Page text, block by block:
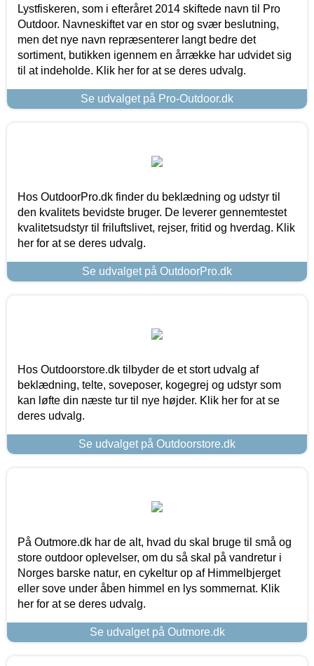
Lystfiskeren, som i efteråret 2014 skiftede navn til Pro
Outdoor. Navneskiftet var en stor og svær beslutning,
men det nye navn repræsenterer langt bedre det
sortiment, butikken igennem en årrække har udvidet sig
til at indeholde. Klik her for at se deres udvalg.
Se udvalget på Pro-Outdoor.dk
Hos OutdoorPro.dk finder du beklædning og udstyr til
den kvalitets bevidste bruger. De leverer gennemtestet
kvalitetsudstyr til friluftslivet, rejser, fritid og hverdag. Klik
her for at se deres udvalg.
Se udvalget på OutdoorPro.dk
Hos Outdoorstore.dk tilbyder de et stort udvalg af
beklædning, telte, soveposer, kogegrej og udstyr som
kan løfte din næste tur til nye højder. Klik her for at se
deres udvalg.
Se udvalget på Outdoorstore.dk
På Outmore.dk har de alt, hvad du skal bruge til små og
store outdoor oplevelser, om du så skal på vandretur i
Norges barske natur, en cykeltur op af Himmelbjerget
eller sove under åben himmel en lys sommernat. Klik
her for at se deres udvalg.
Se udvalget på Outmore.dk